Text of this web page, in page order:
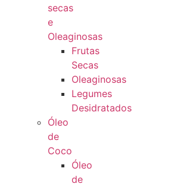
secas
e
Oleaginosas
Frutas
Secas
Oleaginosas
Legumes
Desidratados
Óleo
de
Coco
Óleo
de